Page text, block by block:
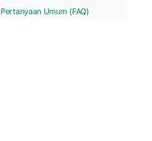
Pertanyaan Umum (FAQ)